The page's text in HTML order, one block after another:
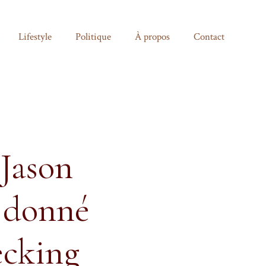
Lifestyle Politique À propos Contact